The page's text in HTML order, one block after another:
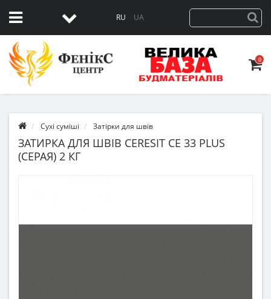
RU UA
0
Сухі суміші Затірки для швів
ЗАТИРКА ДЛЯ ШВІВ CERESIT CE 33 PLUS
(СЕРАЯ) 2 КГ